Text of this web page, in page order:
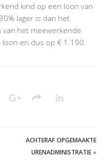
kind op een loon van
lager is dan het
van het meewerkende
en dus op € 1.190.
ACHTERAF OPGEMAAKTE
URENADMINISTRATIE »